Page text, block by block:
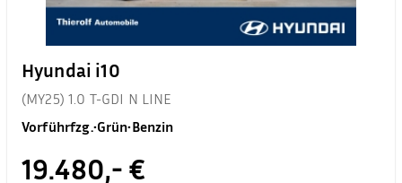
Hyundai i10
(MY25) 1.0 T-GDI N LINE
Vorführfzg.•Grün•Benzin
19.480,- €